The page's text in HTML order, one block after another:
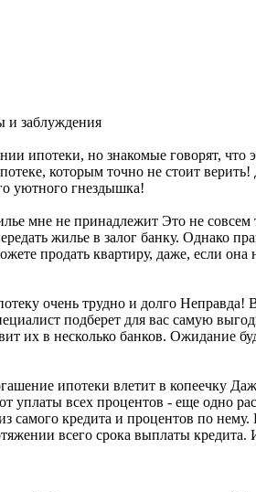
и заблуждения
ипотеки, но знакомые говорят, что
которым точно не стоит верить!
уютного гнездышка!
мне не принадлежит Это не совсем
жилье в залог банку. Однако
продать квартиру, даже, если она
очень трудно и долго
подберет для вас самую
их в несколько банков. Ожидание
ипотеки влетит в копеечку
уплаты всех процентов - еще одно
самого кредита и процентов по
всего срока выплаты